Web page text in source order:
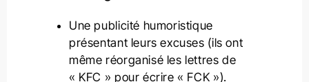
Une publicité humoristique
présentant leurs excuses (ils ont
même réorganisé les lettres de
« KFC » pour écrire « FCK »).